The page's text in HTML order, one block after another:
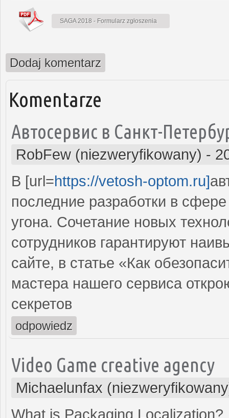
SAGA 2018 - Formularz zgłoszenia
Dodaj komentarz
Komentarze
Автосервис в Санкт-
RobFew (niezweryfikowany) -
В [url=https://vetosh-optom.ru]
последние разработки в
угона. Сочетание новых
сотрудников гарантируют
сайте, в статье «Как
мастера нашего сервиса
секретов
odpowiedz
Video Game creative agency
Michaelunfax
What is Packaging Localization?